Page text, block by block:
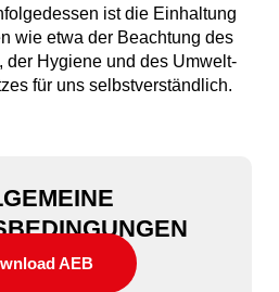
ist die Einhaltung
wie etwa der Beachtung des
der Hygiene und des Umwelt-
für uns selbstverständlich.
AEB